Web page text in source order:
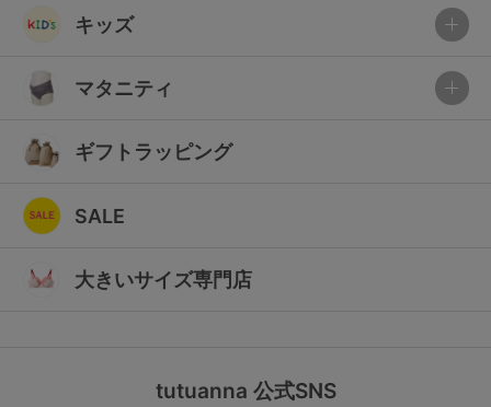
キッズ
マタニティ
ギフトラッピング
SALE
大きいサイズ専門店
tutuanna 公式SNS